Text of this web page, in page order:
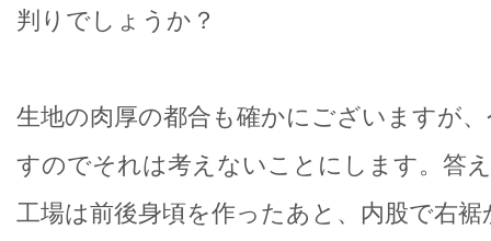
判りでしょうか？
生地の肉厚の都合も確かにございますが
すのでそれは考えないことにします。答
工場は前後身頃を作ったあと、内股で右